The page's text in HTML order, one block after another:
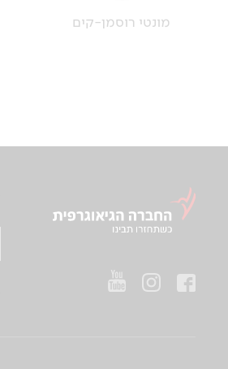
מונטי רוסמן-קים